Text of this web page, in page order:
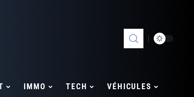
IMMO TECH VÉHICULES